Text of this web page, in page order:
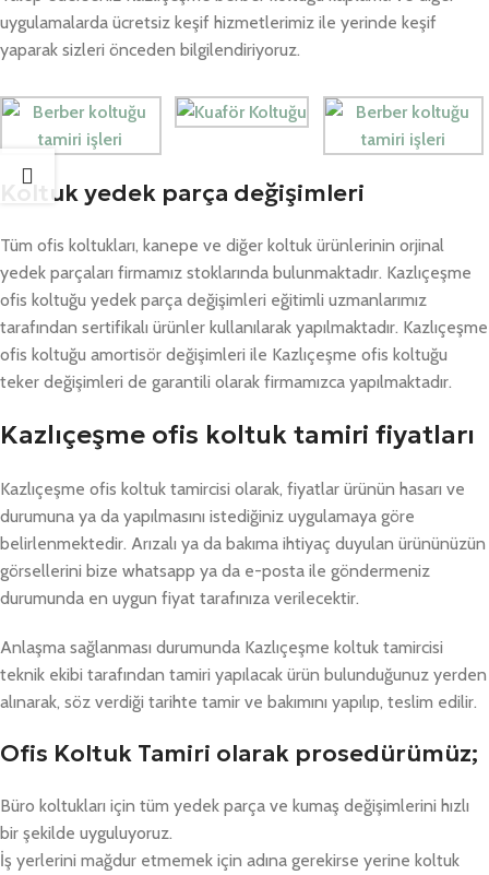
uygulamalarda ücretsiz keşif hizmetlerimiz ile yerinde keşif
yaparak sizleri önceden bilgilendiriyoruz.
Koltuk yedek parça değişimleri
Tüm ofis koltukları, kanepe ve diğer koltuk ürünlerinin orjinal
yedek parçaları firmamız stoklarında bulunmaktadır. Kazlıçeşme
ofis koltuğu yedek parça değişimleri eğitimli uzmanlarımız
tarafından sertifikalı ürünler kullanılarak yapılmaktadır. Kazlıçeşme
ofis koltuğu amortisör değişimleri ile Kazlıçeşme ofis koltuğu
teker değişimleri de garantili olarak firmamızca yapılmaktadır.
Kazlıçeşme ofis koltuk tamiri fiyatları
Kazlıçeşme ofis koltuk tamircisi olarak, fiyatlar ürünün hasarı ve
durumuna ya da yapılmasını istediğiniz uygulamaya göre
belirlenmektedir. Arızalı ya da bakıma ihtiyaç duyulan ürününüzün
görsellerini bize whatsapp ya da e-posta ile göndermeniz
durumunda en uygun fiyat tarafınıza verilecektir.
Anlaşma sağlanması durumunda Kazlıçeşme koltuk tamircisi
teknik ekibi tarafından tamiri yapılacak ürün bulunduğunuz yerden
alınarak, söz verdiği tarihte tamir ve bakımını yapılıp, teslim edilir.
Ofis Koltuk Tamiri olarak prosedürümüz;
Büro koltukları için tüm yedek parça ve kumaş değişimlerini hızlı
bir şekilde uyguluyoruz.
İş yerlerini mağdur etmemek için adına gerekirse yerine koltuk